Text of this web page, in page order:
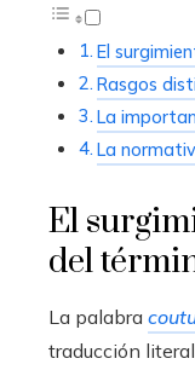
El
Rasgos
La
La
El
del
La palabra
traducción